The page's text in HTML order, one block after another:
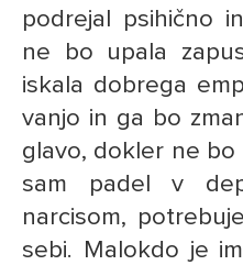
podrejal psihično
ne bo upala
iskala dobrega
vanjo in ga bo
glavo, dokler ne bo
sam padel v
narcisom,
sebi. Malokdo je